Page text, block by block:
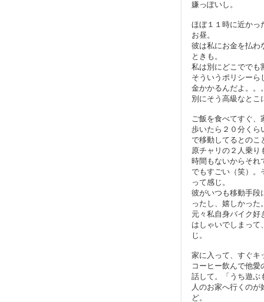
嫌っぽいし。
ほぼ１１時に近かっ
お昼。
彼は私にお金を払わ
ときも。
私は別にどこででも
そういうポリシーら
金かかるんだよ。。
別にそう高級なとこ
ご飯を食べてすぐ、
歩いたら２０分くら
で移動してるとのこ
原チャリの２人乗り
時間もないからそれ
でもすごい（笑）。
って感じ。
彼がいつも移動手段
ったし、嬉しかった
元々私自身バイク好
はしゃいでしまって
じ。
家に入って、すぐキ
コーヒー飲んで他愛
話して。「うち遊ぶ
人のお家へ行くの
ど。